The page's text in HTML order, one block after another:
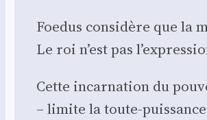
Foe­dus consi­dère que la
Le roi n’est pas
Cette incar­na­tion du
– limite la toute-